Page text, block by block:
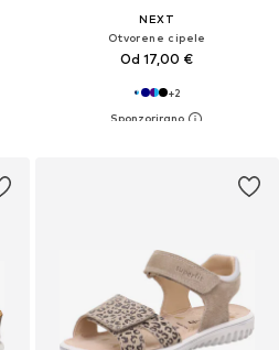
NEXT
Otvorene cipele
Od 17,00 €
+2